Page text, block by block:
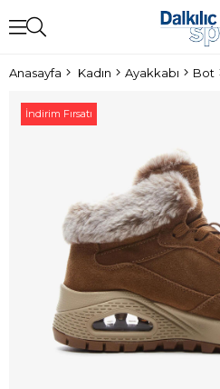
Anasayfa Kadın Ayakkabı Bot
İndirim Fırsatı